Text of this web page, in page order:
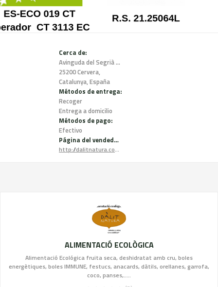
Cerca de:
Avinguda del Segrià 6 b num 6,
25200 Cervera,
Catalunya, España
Métodos de entrega:
Recoger
Entrega a domicilio
Métodos de pago:
Efectivo
Página del vendedor:
http://dalitnatura.com/
ALIMENTACIÓ ECOLÒGICA
Alimentació Ecológica fruita seca, deshidratat amb cru, boles
energètiques, boles IMMUNE, festucs, anacards, dàtils, orellanes, garrofa,
coco, panses,.....